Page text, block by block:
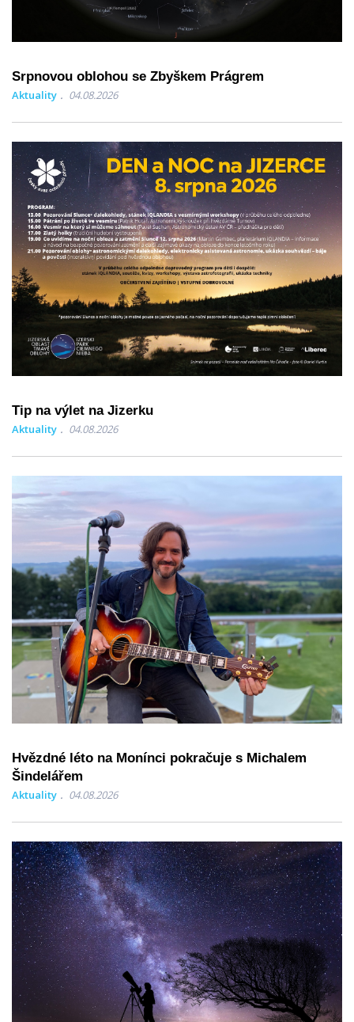
Srpnovou oblohou se Zbyškem Prágrem
Aktuality 04.08.2026
Tip na výlet na Jizerku
Aktuality 04.08.2026
Hvězdné léto na Monínci pokračuje s Michalem
Šindelářem
Aktuality 04.08.2026